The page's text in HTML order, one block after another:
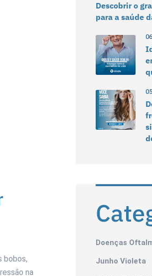
bobos,
na
Descobrir o
para a saúde
Doenças
Junho Violeta